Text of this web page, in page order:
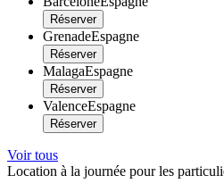
Réserver
GrenadeEspagne
Réserver
MalagaEspagne
Réserver
ValenceEspagne
Réserver
Voir tous
Location à la journée pour les